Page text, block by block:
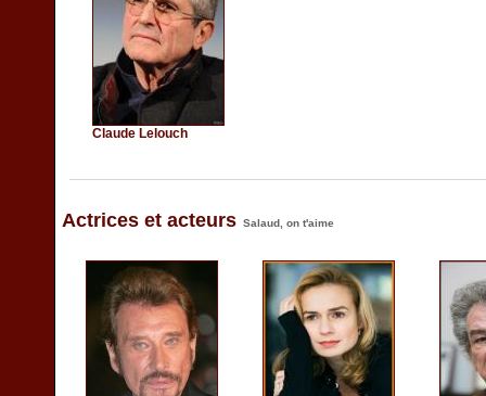
Claude Lelouch
Actrices et acteurs Salaud, on t'aime